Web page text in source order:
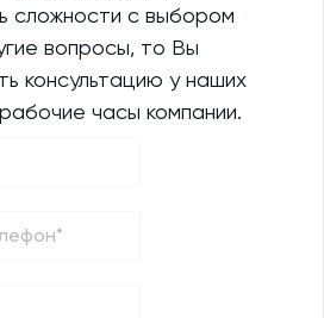
сложности с выбором
вопросы, то Вы
консультацию у наших
часы компании.